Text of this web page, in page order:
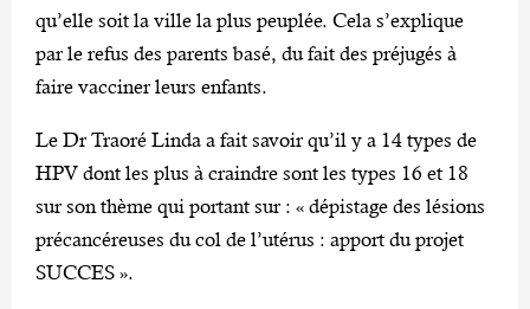
qu’elle soit la ville la plus peuplée. Cela s’explique
par le refus des parents basé, du fait des préjugés à
faire vacciner leurs enfants.
Le Dr Traoré Linda a fait savoir qu’il y a 14 types de
HPV dont les plus à craindre sont les types 16 et 18
sur son thème qui portant sur : « dépistage des lésions
précancéreuses du col de l’utérus : apport du projet
SUCCES ».